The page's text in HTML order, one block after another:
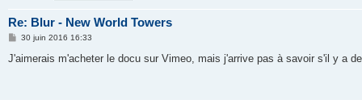
Re: Blur - New World Towers
M
s
30 juin 2016 16:33
J'aimerais m'acheter le docu sur Vimeo, mais j'arrive pas à savoir s'il y a